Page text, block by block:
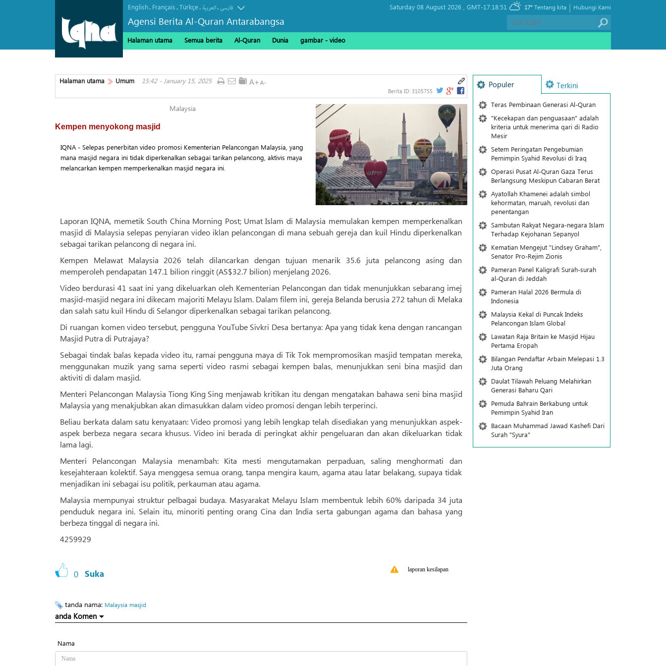
English. Français.Türkçe. العربیة.فارسی
Agensi Berita Al-Quran Antarabangsa
Saturday 08 August 2026 , GMT-17:18:51 17° Hubungi Kami
|
Tentang kita
Halaman utama Semua berita Al-Quran Dunia gambar - video
Halaman utama Umum 15:42 - January 15, 2025
Berita ID: 3105755
Malaysia
Kempen menyokong masjid
IQNA - Selepas penerbitan video promosi Kementerian Pelancongan Malaysia, yang
mana masjid negara ini tidak diperkenalkan sebagai tarikan pelancong, aktivis maya
melancarkan kempen memperkenalkan masjid negara ini.
Laporan IQNA, memetik South China Morning Post; Umat Islam di Malaysia memulakan kempen memperkenalkan
masjid di Malaysia selepas penyiaran video iklan pelancongan di mana sebuah gereja dan kuil Hindu diperkenalkan
sebagai tarikan pelancong di negara ini.
Kempen Melawat Malaysia 2026 telah dilancarkan dengan tujuan menarik 35.6 juta pelancong asing dan
memperoleh pendapatan 147.1 bilion ringgit (AS$32.7 bilion) menjelang 2026.
Video berdurasi 41 saat ini yang dikeluarkan oleh Kementerian Pelancongan dan tidak menunjukkan sebarang imej
masjid-masjid negara ini dikecam majoriti Melayu Islam. Dalam filem ini, gereja Belanda berusia 272 tahun di Melaka
dan salah satu kuil Hindu di Selangor diperkenalkan sebagai tarikan pelancong.
Di ruangan komen video tersebut, pengguna YouTube Sivkri Desa bertanya: Apa yang tidak kena dengan rancangan
Masjid Putra di Putrajaya?
Sebagai tindak balas kepada video itu, ramai pengguna maya di Tik Tok mempromosikan masjid tempatan mereka,
menggunakan muzik yang sama seperti video rasmi sebagai kempen balas, menunjukkan seni bina masjid dan
aktiviti di dalam masjid.
Menteri Pelancongan Malaysia Tiong King Sing menjawab kritikan itu dengan mengatakan bahawa seni bina masjid
Malaysia yang menakjubkan akan dimasukkan dalam video promosi dengan lebih terperinci.
Beliau berkata dalam satu kenyataan: Video promosi yang lebih lengkap telah disediakan yang menunjukkan aspek-
aspek berbeza negara secara khusus. Video ini berada di peringkat akhir pengeluaran dan akan dikeluarkan tidak
lama lagi.
Menteri Pelancongan Malaysia menambah: Kita mesti mengutamakan perpaduan, saling menghormati dan
kesejahteraan kolektif. Saya menggesa semua orang, tanpa mengira kaum, agama atau latar belakang, supaya tidak
menjadikan ini sebagai isu politik, perkauman atau agama.
Malaysia mempunyai struktur pelbagai budaya. Masyarakat Melayu Islam membentuk lebih 60% daripada 34 juta
penduduk negara ini. Selain itu, minoriti penting orang Cina dan India serta gabungan agama dan bahasa yang
berbeza tinggal di negara ini.
4259929
0 Suka laporan kesilapan
tanda nama: Malaysia masjid
anda Komen
Nama
Populer Terkini
Teras Pembinaan Generasi Al-Quran
"Kecekapan dan penguasaan" adalah
kriteria untuk menerima qari di Radio
Mesir
Setem Peringatan Pengebumian
Pemimpin Syahid Revolusi di Iraq
Operasi Pusat Al-Quran Gaza Terus
Berlangsung Meskipun Cabaran Berat
Ayatollah Khamenei adalah simbol
kehormatan, maruah, revolusi dan
penentangan
Sambutan Rakyat Negara-negara Islam
Terhadap Kejohanan Sepanyol
Kematian Mengejut "Lindsey Graham",
Senator Pro-Rejim Zionis
Pameran Panel Kaligrafi Surah-surah
al-Quran di Jeddah
Pameran Halal 2026 Bermula di
Indonesia
Malaysia Kekal di Puncak Indeks
Pelancongan Islam Global
Lawatan Raja Britain ke Masjid Hijau
Pertama Eropah
Bilangan Pendaftar Arbain Melepasi 1.3
Juta Orang
Daulat Tilawah Peluang Melahirkan
Generasi Baharu Qari
Pemuda Bahrain Berkabung untuk
Pemimpin Syahid Iran
Bacaan Muhammad Jawad Kashefi Dari
Surah "Syura"